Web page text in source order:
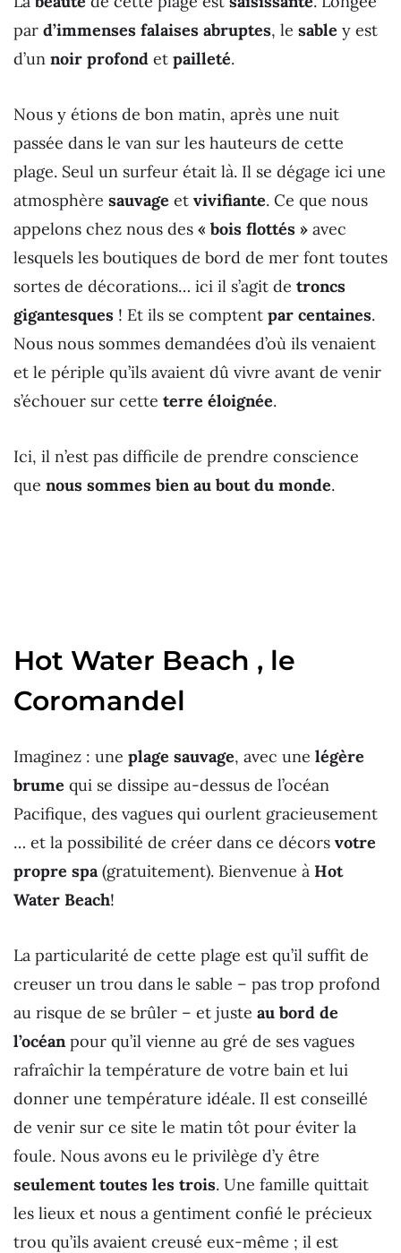
par d’immenses falaises abruptes, le sable y est
d’un noir profond et pailleté.
Nous y étions de bon matin, après une nuit
passée dans le van sur les hauteurs de cette
plage. Seul un surfeur était là. Il se dégage ici une
atmosphère sauvage et vivifiante. Ce que nous
appelons chez nous des « bois flottés » avec
lesquels les boutiques de bord de mer font toutes
sortes de décorations… ici il s’agit de troncs
gigantesques ! Et ils se comptent par centaines.
Nous nous sommes demandées d’où ils venaient
et le périple qu’ils avaient dû vivre avant de venir
s’échouer sur cette terre éloignée.
Ici, il n’est pas difficile de prendre conscience
que nous sommes bien au bout du monde.
Hot Water Beach , le
Coromandel
Imaginez : une plage sauvage, avec une légère
brume qui se dissipe au-dessus de l’océan
Pacifique, des vagues qui ourlent gracieusement
… et la possibilité de créer dans ce décors votre
propre spa(gratuitement). Bienvenue à Hot
Water Beach!
La particularité de cette plage est qu’il suffit de
creuser un trou dans le sable – pas trop profond
au risque de se brûler – et juste au bord de
l’océanpour qu’il vienne au gré de ses vagues
rafraîchir la température de votre bain et lui
donner une température idéale. Il est conseillé
de venir sur ce site le matin tôt pour éviter la
foule. Nous avons eu le privilège d’y être
seulement toutes les trois. Une famille quittait
les lieux et nous a gentiment confié le précieux
trou qu’ils avaient creusé eux-même ; il est